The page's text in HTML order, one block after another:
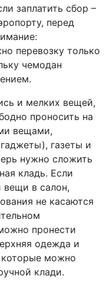
заплатить сбор –
перед
перевозку только
чемодан
и мелких вещей,
проносить на
вещами,
газеты и
нужно сложить
кладь. Если
вещи в салон,
не касаются
пронести
одежда и
которые можно
клади.